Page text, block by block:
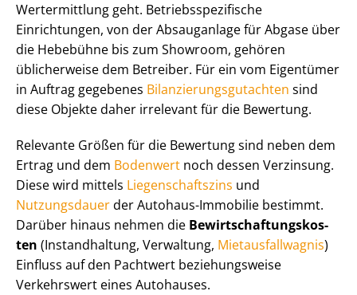
Wertermittlung geht. Be­triebs­spe­zi­fi­sche
Einrichtungen, von der Absauganlage für Abgase über
die Hebebühne bis zum Showroom, gehören
üblicherweise dem Betreiber. Für ein vom Eigentümer
in Auftrag gegebenes Bi­lan­zie­rungs­gut­ach­ten sind
diese Objekte daher irrelevant für die Bewertung.
Relevante Größen für die Bewertung sind neben dem
Ertrag und dem Bodenwert noch dessen Verzinsung.
Diese wird mittels Lie­gen­schafts­zins und
Nutzungsdauerder Autohaus-Immobilie bestimmt.
Darüber hinaus nehmen die Be­wirt­schaf­tungs­kos­
ten (Instandhaltung, Verwaltung, Miet­aus­fall­wag­nis)
Einfluss auf den Pachtwert beziehungsweise
Verkehrswert eines Autohauses.